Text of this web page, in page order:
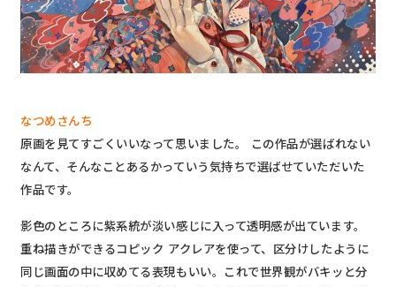
なつめさんち
原画を見てすごくいいなって思いました。 この作品が選ばれない
なんて、そんなことあるかっていう気持ちで選ばせていただいた
作品です。
影色のところに紫系統が淡い感じに入って透明感が出ています。
重ね描きができるコピック アクレアを使って、区分けしたように
同じ画面の中に収めてる表現もいい。これで世界観がバキッと分